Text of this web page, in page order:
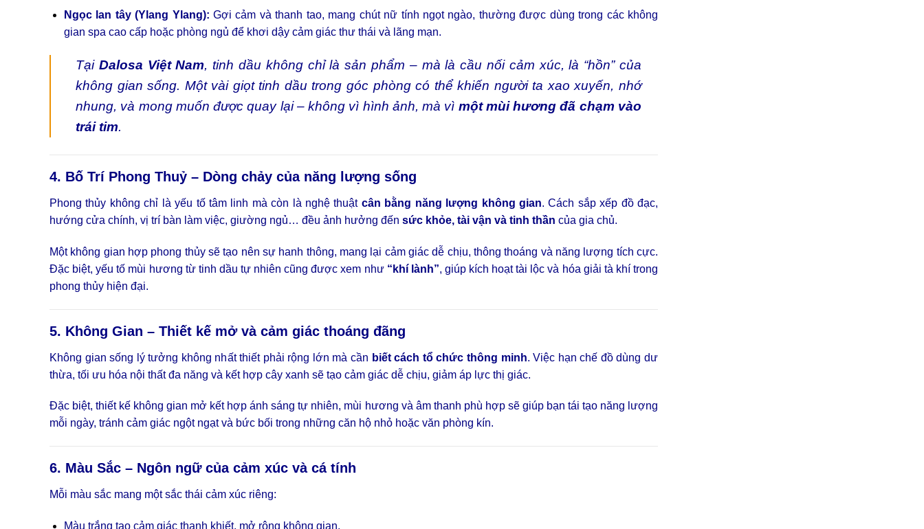
Ngọc lan tây (Ylang Ylang): Gợi cảm và thanh tao, mang chút nữ tính ngọt ngào, thường được dùng trong các không
gian spa cao cấp hoặc phòng ngủ để khơi dậy cảm giác thư thái và lãng mạn.
Tại Dalosa Việt Nam, tinh dầu không chỉ là sản phẩm – mà là cầu nối cảm xúc, là “hồn” của
không gian sống. Một vài giọt tinh dầu trong góc phòng có thể khiến người ta xao xuyến, nhớ
nhung, và mong muốn được quay lại – không vì hình ảnh, mà vì một mùi hương đã chạm vào
trái tim.
4. Bố Trí Phong Thuỷ – Dòng chảy của năng lượng sống
Phong thủy không chỉ là yếu tố tâm linh mà còn là nghệ thuật cân bằng năng lượng không gian. Cách sắp xếp đồ đạc,
hướng cửa chính, vị trí bàn làm việc, giường ngủ… đều ảnh hưởng đến sức khỏe, tài vận và tinh thần của gia chủ.
Một không gian hợp phong thủy sẽ tạo nên sự hanh thông, mang lại cảm giác dễ chịu, thông thoáng và năng lượng tích cực.
Đặc biệt, yếu tố mùi hương từ tinh dầu tự nhiên cũng được xem như “khí lành”, giúp kích hoạt tài lộc và hóa giải tà khí trong
phong thủy hiện đại.
5. Không Gian – Thiết kế mở và cảm giác thoáng đãng
Không gian sống lý tưởng không nhất thiết phải rộng lớn mà cần biết cách tổ chức thông minh. Việc hạn chế đồ dùng dư
thừa, tối ưu hóa nội thất đa năng và kết hợp cây xanh sẽ tạo cảm giác dễ chịu, giảm áp lực thị giác.
Đặc biệt, thiết kế không gian mở kết hợp ánh sáng tự nhiên, mùi hương và âm thanh phù hợp sẽ giúp bạn tái tạo năng lượng
mỗi ngày, tránh cảm giác ngột ngạt và bức bối trong những căn hộ nhỏ hoặc văn phòng kín.
6. Màu Sắc – Ngôn ngữ của cảm xúc và cá tính
Mỗi màu sắc mang một sắc thái cảm xúc riêng:
Màu trắng tạo cảm giác thanh khiết, mở rộng không gian.